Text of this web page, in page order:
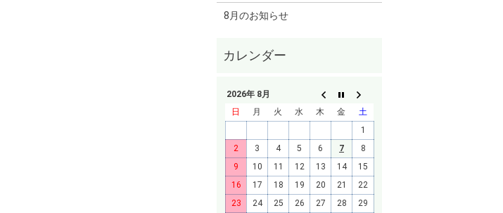
8月のお知らせ
2026年 8月
日
月 火 水 木 金
土
1
2
3 4 5 6 7
8
9
10 11 12 13 14
15
16
17 18 19 20 21
22
23
24 25 26 27 28 29